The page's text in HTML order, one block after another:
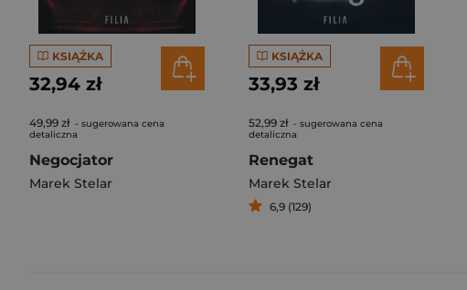
KSIĄŻKA
32,94 zł
49,99 zł - sugerowana cena
detaliczna
Negocjator
Marek Stelar
KSIĄŻKA
33,93 zł
52,99 zł - sugerowana cena
detaliczna
Renegat
Marek Stelar
6,9 (129)